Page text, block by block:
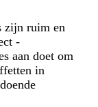
zijn ruim en
-
aan doet om
in